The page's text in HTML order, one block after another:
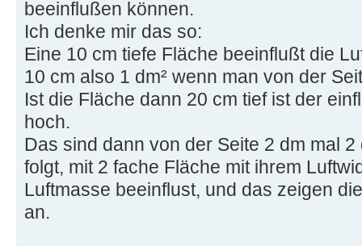
beeinflußen können.
Ich denke mir das so:
Eine 10 cm tiefe Fläche beeinflußt die
10 cm also 1 dm² wenn man von der
Ist die Fläche dann 20 cm tief ist der
hoch.
Das sind dann von der Seite 2 dm mal
folgt, mit 2 fache Fläche mit ihrem
Luftmasse beeinflust, und das zeigen
an.